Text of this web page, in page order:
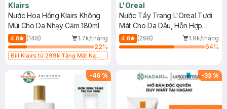
Klairs
Nước Hoa Hồng Klairs Không
Mùi Cho Da Nhạy Cảm 180ml
4.8 (148)
1.7k/tháng
22%
Bill Klairs từ 299k Tặng Mặt Nạ
25ml (SL Có Hạn)
L'Oreal
Nước Tẩy Trang L'Oreal Tươi
Mát Cho Da Dầu, Hỗn Hợp
400ml
4.8 (298)
1.9k/tháng
64%
-46 % -33 %